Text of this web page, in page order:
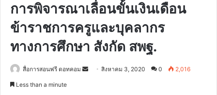
การพิจารณาเลื่อนขั้นเงินเดือน
ข้าราชการครูและบุคลากร
ทางการศึกษา สังกัด สพฐ.
สื่อการสอนฟรี ดอทคอม
Sendสิงหาคม 3, 2020 0 2,016
Less than a minute